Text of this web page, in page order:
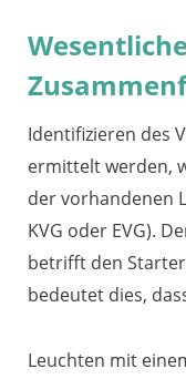
Identifizieren des
ermittelt werden,
der vorhandenen
KVG oder EVG).
betrifft den
bedeutet dies,
Leuchten mit